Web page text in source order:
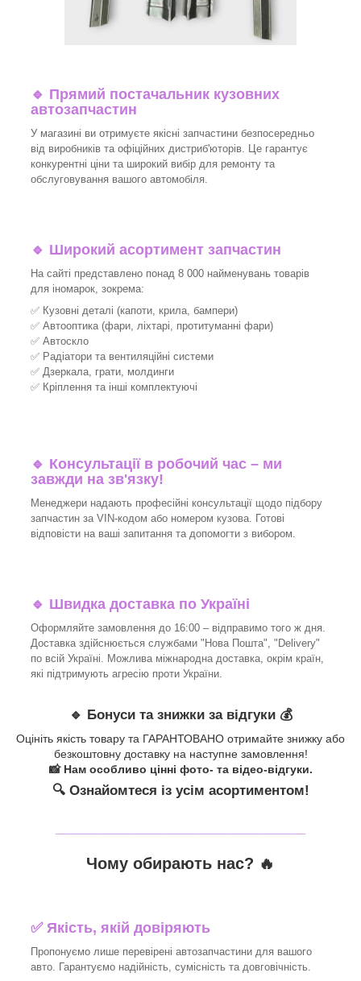
🔹 Прямий постачальник кузовних
автозапчастин
У магазині ви отримуєте якісні запчастини безпосередньо
від виробників та офіційних дистриб'юторів. Це гарантує
конкурентні ціни та широкий вибір для ремонту та
обслуговування вашого автомобіля.
🔹 Широкий асортимент запчастин
На сайті представлено понад 8 000 найменувань товарів
для іномарок, зокрема:
✅ Кузовні деталі (капоти, крила, бампери)
✅ Автооптика (фари, ліхтарі, протитуманні фари)
✅ Автоскло
✅ Радіатори та вентиляційні системи
✅ Дзеркала, грати, молдинги
✅ Кріплення та інші комплектуючі
🔹 Консультації в робочий час – ми
завжди на зв'язку!
Менеджери надають професійні консультації щодо підбору
запчастин за VIN-кодом або номером кузова. Готові
відповісти на ваші запитання та допомогти з вибором.
🔹 Швидка доставка по Україні
Оформляйте замовлення до 16:00 – відправимо того ж дня.
Доставка здійснюється службами "Нова Пошта", "Delivery"
по всій Україні. Можлива міжнародна доставка, окрім країн,
які підтримують агресію проти України.
🔹 Бонуси та знижки за відгуки 💰
Оцініть якість товару та ГАРАНТОВАНО отримайте знижку або
безкоштовну доставку на наступне замовлення!
📸 Нам особливо цінні фото- та відео-відгуки.
🔍 Ознайомтеся із усім асортиментом!
Чому обирають нас? 🔥
✅ Якість, якій довіряють
Пропонуємо лише перевірені автозапчастини для вашого
авто. Гарантуємо надійність, сумісність та довговічність.